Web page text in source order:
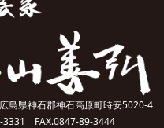
島県神石郡神石高原町時安5020-4
3331 FAX.0847-89-3444